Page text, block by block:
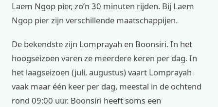
Laem Ngop pier, zo’n 30 minuten rijden. Bij Laem
Ngop pier zijn verschillende maatschappijen.
De bekendste zijn Lomprayah en Boonsiri. In het
hoogseizoen varen ze meerdere keren per dag. In
het laagseizoen (juli, augustus) vaart Lomprayah
vaak maar één keer per dag, meestal in de ochtend
rond 09:00 uur. Boonsiri heeft soms een